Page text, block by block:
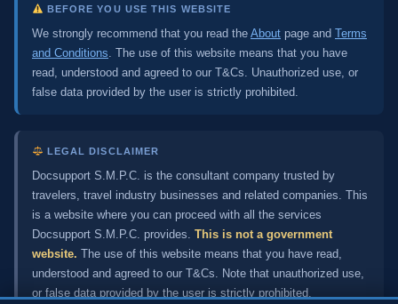
BEFORE YOU USE THIS WEBSITE
We strongly recommend that you read the About page and Terms
and Conditions . The use of this website means that you have
read, understood and agreed to our T&Cs. Unauthorized use, or
false data provided by the user is strictly prohibited.
LEGAL DISCLAIMER
Docsupport S.M.P.C. is the consultant company trusted by
travelers, travel industry businesses and related companies. This
is a website where you can proceed with all the services
Docsupport S.M.P.C. provides. This is not a government
website. The use of this website means that you have read,
understood and agreed to our T&Cs. Note that unauthorized use,
or false data provided by the user is strictly prohibited.